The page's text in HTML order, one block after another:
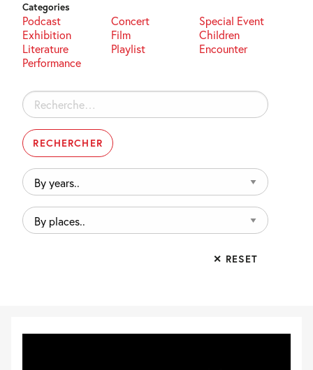
Categories
Podcast Concert
Special Event
Exhibition
Film
Children
Literature
Playlist
Encounter
Performance
Rechercher :
By
years..
By
places..
✕ RESET